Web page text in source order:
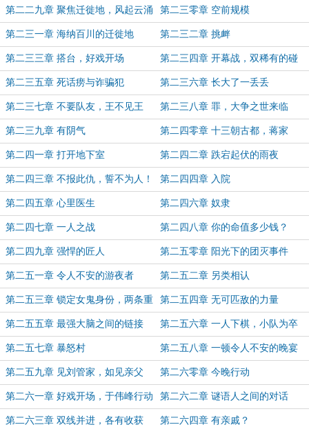
第二二九章 聚焦迁徙地，风起云涌 第二三零章 空前规模
第二三一章 海纳百川的迁徙地 第二三二章 挑衅
第二三三章 搭台，好戏开场 第二三四章 开幕战，双稀有的碰
撞！
第二三五章 死话痨与诈骗犯 第二三六章 长大了一丢丢
第二三七章 不要队友，王不见王 第二三八章 罪，大争之世来临
第二三九章 有阴气 第二四零章 十三朝古都，蒋家
第二四一章 打开地下室 第二四二章 跌宕起伏的雨夜
第二四三章 不报此仇，誓不为人！ 第二四四章 入院
第二四五章 心里医生 第二四六章 奴隶
第二四七章 一人之战 第二四八章 你的命值多少钱？
第二四九章 强悍的匠人 第二五零章 阳光下的团灭事件
第二五一章 令人不安的游夜者 第二五二章 另类相认
第二五三章 锁定女鬼身份，两条重
要线索
第二五四章 无可匹敌的力量
第二五五章 最强大脑之间的链接 第二五六章 一人下棋，小队为卒
第二五七章 暴怒村 第二五八章 一顿令人不安的晚宴
第二五九章 见刘管家，如见亲父 第二六零章 今晚行动
第二六一章 好戏开场，于伟峰行动 第二六二章 谜语人之间的对话
第二六三章 双线并进，各有收获 第二六四章 有亲戚？